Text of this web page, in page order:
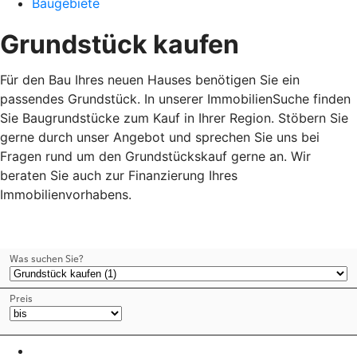
Baugebiete
Grundstück kaufen
Für den Bau Ihres neuen Hauses benötigen Sie ein
passendes Grundstück. In unserer ImmobilienSuche finden
Sie Baugrundstücke zum Kauf in Ihrer Region. Stöbern Sie
gerne durch unser Angebot und sprechen Sie uns bei
Fragen rund um den Grundstückskauf gerne an. Wir
beraten Sie auch zur Finanzierung Ihres
Immobilienvorhabens.